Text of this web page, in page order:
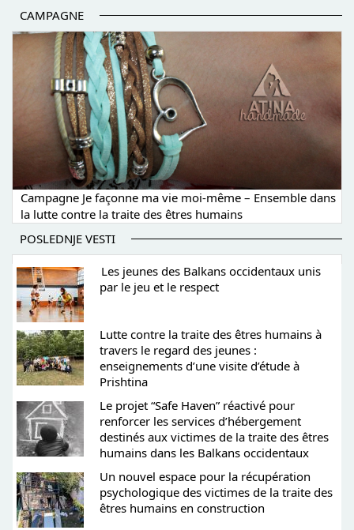
CAMPAGNE
Campagne Je façonne ma vie moi-même – Ensemble dans
la lutte contre la traite des êtres humains
POSLEDNJE VESTI
Les jeunes des Balkans occidentaux unis
par le jeu et le respect
Lutte contre la traite des êtres humains à
travers le regard des jeunes :
enseignements d’une visite d’étude à
Prishtina
Le projet “Safe Haven” réactivé pour
renforcer les services d’hébergement
destinés aux victimes de la traite des êtres
humains dans les Balkans occidentaux
Un nouvel espace pour la récupération
psychologique des victimes de la traite des
êtres humains en construction